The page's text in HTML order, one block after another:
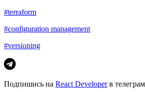
#terraform
#configuration management
#versioning
Подпишись на React Developerв телеграм